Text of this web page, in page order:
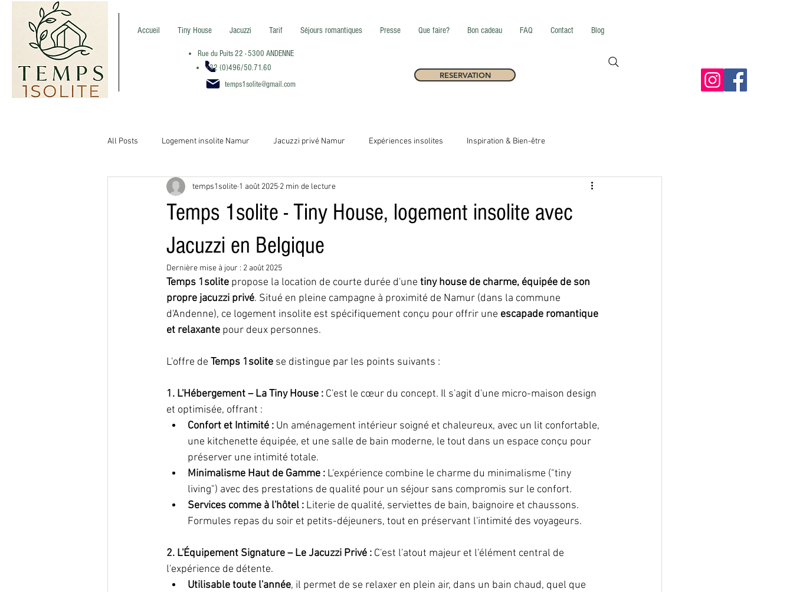
Accueil Tiny House Jacuzzi Tarif Séjours romantiques Presse Que faire? Bon cadeau FAQ Contact Blog
Rue du Puits 22 - 5300 ANDENNE
+32 (0)496/50.71.60
temps1solite@gmail.com
RESERVATION
All Posts Logement insolite Namur Jacuzzi privé Namur Expériences insolites Inspiration & Bien-être
Logement insolite Belgqiue Activités Locales Nature & Découverte
Destinations Belgique Destinations Wallonie
Activités Locales Escapades romantiques Logements insolites & slow travel Nature & randonnées en Ardennes
Expériences bien-être & détente Saveurs locales & artisans de la ré
Séjours nature Idées week-end Artisanat & Céramique
Temps 1solite - Tiny House, logement insolite avec
Jacuzzi en Belgique
temps1solite 1 août 2025 2 min de lecture
Dernière mise à jour : 2 août 2025
Temps 1solite propose la location de courte durée d'une tiny house de charme, équipée de son
propre jacuzzi privé. Situé en pleine campagne à proximité de Namur (dans la commune
d'Andenne), ce logement insolite est spécifiquement conçu pour offrir une escapade romantique
et relaxante pour deux personnes.
L'offre de Temps 1solite se distingue par les points suivants :
1. L'Hébergement – La Tiny House : C'est le cœur du concept. Il s'agit d'une micro-maison design
et optimisée, offrant :
Confort et Intimité : Un aménagement intérieur soigné et chaleureux, avec un lit confortable,
une kitchenette équipée, et une salle de bain moderne, le tout dans un espace conçu pour
préserver une intimité totale.
Minimalisme Haut de Gamme : L'expérience combine le charme du minimalisme ("tiny
living") avec des prestations de qualité pour un séjour sans compromis sur le confort.
Services comme à l'hôtel : Literie de qualité, serviettes de bain, baignoire et chaussons.
Formules repas du soir et petits-déjeuners, tout en préservant l'intimité des voyageurs.
2. L'Équipement Signature – Le Jacuzzi Privé : C'est l'atout majeur et l'élément central de
l'expérience de détente.
Utilisable toute l'année, il permet de se relaxer en plein air, dans un bain chaud, quel que